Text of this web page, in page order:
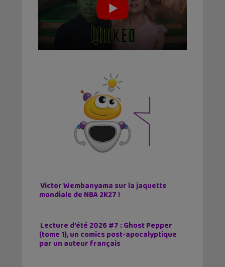
Victor Wembanyama sur la jaquette
mondiale de NBA 2K27 !
Lecture d’été 2026 #7 : Ghost Pepper
(tome 1), un comics post-apocalyptique
par un auteur français